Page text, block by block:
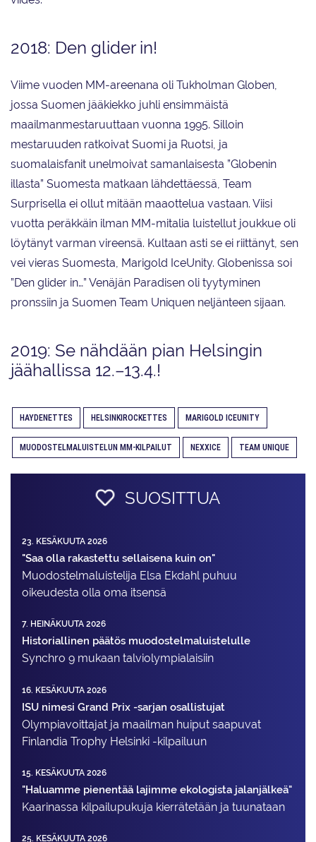
2018: Den glider in!
Viime vuoden MM-areenana oli Tukholman Globen,
jossa Suomen jääkiekko juhli ensimmäistä
maailmanmestaruuttaan vuonna 1995. Silloin
mestaruuden ratkoivat Suomi ja Ruotsi, ja
suomalaisfanit unelmoivat samanlaisesta ”Globenin
illasta” Suomesta matkaan lähdettäessä, Team
Surprisella ei ollut mitään maaottelua vastaan. Viisi
vuotta peräkkäin ilman MM-mitalia luistellut joukkue oli
löytänyt varman vireensä. Kultaan asti se ei riittänyt, sen
vei vieras Suomesta, Marigold IceUnity. Globenissa soi
”Den glider in…” Venäjän Paradisen oli tyytyminen
pronssiin ja Suomen Team Uniquen neljänteen sijaan.
2019: Se nähdään pian Helsingin
jäähallissa 12.–13.4.!
HAYDENETTES HELSINKIROCKETTES MARIGOLD ICEUNITY
MUODOSTELMALUISTELUN MM-KILPAILUT NEXXICE TEAM UNIQUE
SUOSITTUA
23. KESÄKUUTA 2026
"Saa olla rakastettu sellaisena kuin on"
Muodostelma­luistelija Elsa Ekdahl puhuu
oikeudesta olla oma itsensä
7. HEINÄKUUTA 2026
Historiallinen päätös muodostelmaluistelulle
Synchro 9 mukaan talviolympialaisiin
16. KESÄKUUTA 2026
ISU nimesi Grand Prix -sarjan osallistujat
Olympiavoittajat ja maailman huiput saapuvat
Finlandia Trophy Helsinki -kilpailuun
15. KESÄKUUTA 2026
"Haluamme pienentää lajimme ekologista jalanjälkeä"
Kaarinassa kilpailupukuja kierrätetään ja tuunataan
25. KESÄKUUTA 2026